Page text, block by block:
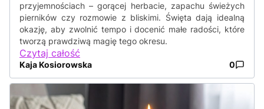
przyjemnościach – gorącej herbacie, zapachu świeżych
pierników czy rozmowie z bliskimi. Święta dają idealną
okazję, aby zwolnić tempo i docenić małe radości, które
tworzą prawdziwą magię tego okresu.
Czytaj całość
Kaja Kosiorowska 0